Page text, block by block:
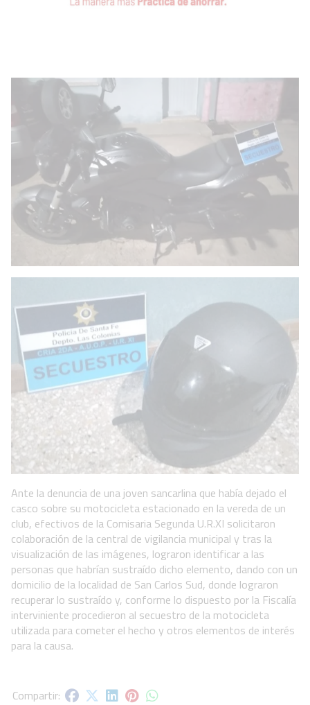
Ante la denuncia de una joven sancarlina que había dejado el
casco sobre su motocicleta estacionado en la vereda de un
club, efectivos de la Comisaria Segunda U.R.XI solicitaron
colaboración de la central de vigilancia municipal y tras la
visualización de las imágenes, lograron identificar a las
personas que habrían sustraído dicho elemento, dando con un
domicilio de la localidad de San Carlos Sud, donde lograron
recuperar lo sustraído y, conforme lo dispuesto por la Fiscalía
interviniente procedieron al secuestro de la motocicleta
utilizada para cometer el hecho y otros elementos de interés
para la causa.